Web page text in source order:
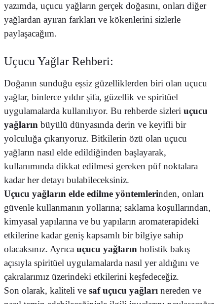
yazımda, uçucu yağların gerçek doğasını, onları diğer
yağlardan ayıran farkları ve kökenlerini sizlerle
paylaşacağım.
Uçucu Yağlar Rehberi:
Doğanın sunduğu eşsiz güzelliklerden biri olan uçucu
yağlar, binlerce yıldır şifa, güzellik ve spiritüel
uygulamalarda kullanılıyor. Bu rehberde sizleri uçucu
yağların büyülü dünyasında derin ve keyifli bir
yolculuğa çıkarıyoruz. Bitkilerin özü olan uçucu
yağların nasıl elde edildiğinden başlayarak,
kullanımında dikkat edilmesi gereken püf noktalara
kadar her detayı bulabileceksiniz.
Uçucu yağların elde edilme yöntemlerinden, onları
güvenle kullanmanın yollarına; saklama koşullarından,
kimyasal yapılarına ve bu yapıların aromaterapideki
etkilerine kadar geniş kapsamlı bir bilgiye sahip
olacaksınız. Ayrıca uçucu yağların holistik bakış
açısıyla spiritüel uygulamalarda nasıl yer aldığını ve
çakralarımız üzerindeki etkilerini keşfedeceğiz.
Son olarak, kaliteli ve saf uçucu yağları nereden ve